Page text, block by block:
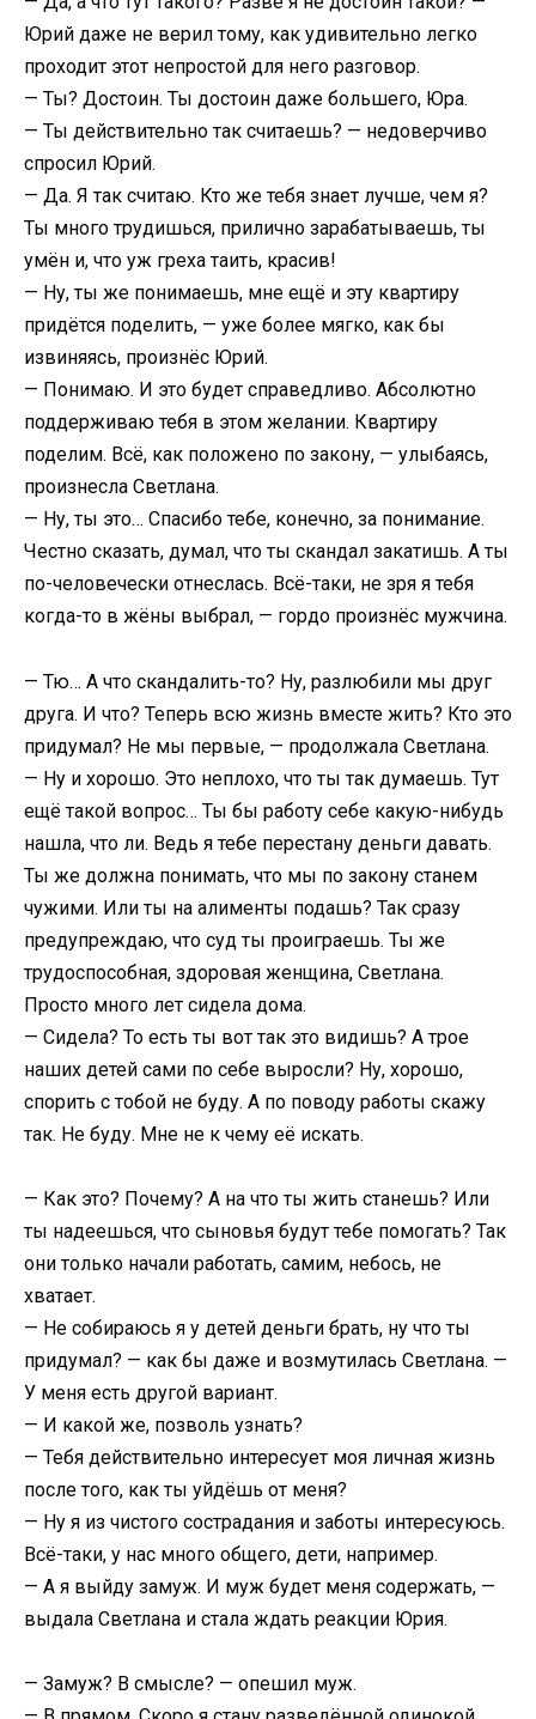
Юрий даже не верил тому, как удивительно легко
проходит этот непростой для него разговор.
— Ты? Достоин. Ты достоин даже большего, Юра.
— Ты действительно так считаешь? — недоверчиво
спросил Юрий.
— Да. Я так считаю. Кто же тебя знает лучше, чем я?
Ты много трудишься, прилично зарабатываешь, ты
умён и, что уж греха таить, красив!
— Ну, ты же понимаешь, мне ещё и эту квартиру
придётся поделить, — уже более мягко, как бы
извиняясь, произнёс Юрий.
— Понимаю. И это будет справедливо. Абсолютно
поддерживаю тебя в этом желании. Квартиру
поделим. Всё, как положено по закону, — улыбаясь,
произнесла Светлана.
— Ну, ты это… Спасибо тебе, конечно, за понимание.
Честно сказать, думал, что ты скандал закатишь. А ты
по-человечески отнеслась. Всё-таки, не зря я тебя
когда-то в жёны выбрал, — гордо произнёс мужчина.
— Тю… А что скандалить-то? Ну, разлюбили мы друг
друга. И что? Теперь всю жизнь вместе жить? Кто это
придумал? Не мы первые, — продолжала Светлана.
— Ну и хорошо. Это неплохо, что ты так думаешь. Тут
ещё такой вопрос… Ты бы работу себе какую-нибудь
нашла, что ли. Ведь я тебе перестану деньги давать.
Ты же должна понимать, что мы по закону станем
чужими. Или ты на алименты подашь? Так сразу
предупреждаю, что суд ты проиграешь. Ты же
трудоспособная, здоровая женщина, Светлана.
Просто много лет сидела дома.
— Сидела? То есть ты вот так это видишь? А трое
наших детей сами по себе выросли? Ну, хорошо,
спорить с тобой не буду. А по поводу работы скажу
так. Не буду. Мне не к чему её искать.
— Как это? Почему? А на что ты жить станешь? Или
ты надеешься, что сыновья будут тебе помогать? Так
они только начали работать, самим, небось, не
хватает.
— Не собираюсь я у детей деньги брать, ну что ты
придумал? — как бы даже и возмутилась Светлана. —
У меня есть другой вариант.
— И какой же, позволь узнать?
— Тебя действительно интересует моя личная жизнь
после того, как ты уйдёшь от меня?
— Ну я из чистого сострадания и заботы интересуюсь.
Всё-таки, у нас много общего, дети, например.
— А я выйду замуж. И муж будет меня содержать, —
выдала Светлана и стала ждать реакции Юрия.
— Замуж? В смысле? — опешил муж.